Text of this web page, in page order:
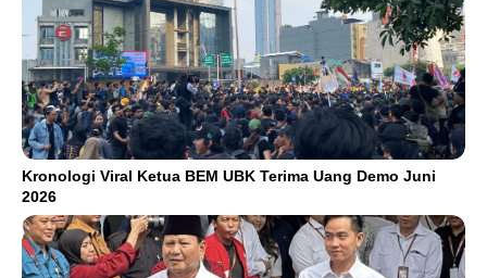
Kronologi Viral Ketua BEM UBK Terima Uang Demo Juni
2026